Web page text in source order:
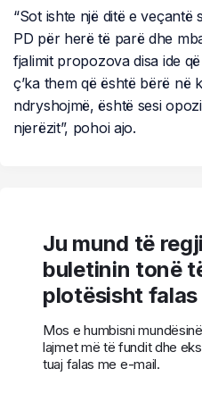
“Sot ishte një ditë e veçantë
PD për herë të parë dhe
fjalimit propozova disa ide
ç’ka them që është bërë në
ndryshojmë, është sesi
njerëzit”, pohoi ajo.
Ju mund të
buletinin tonë
plotësisht falas
Mos e humbisni
lajmet më të fundit dhe
tuaj falas me e-mail.